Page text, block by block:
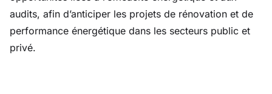
audits, afin d’anticiper les projets de rénovation et de
performance énergétique dans les secteurs public et
privé.